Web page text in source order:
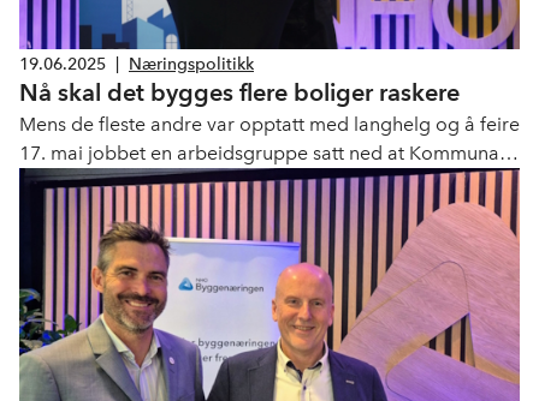
19.06.2025 Næringspolitikk
Nå skal det bygges flere boliger raskere
Mens de fleste andre var opptatt med langhelg og å feire
17. mai jobbet en arbeidsgruppe satt ned at Kommunal-
og distriksdepartementet hardt med å få ferdig en
rapport med tiltak som skal gjør plan- og
byggesakprosessen raskere. Arbeidet er et ledd i
regjeringens mål om 130 000 nye boliger innen 2030.